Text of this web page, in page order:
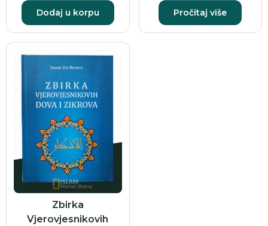
Dodaj u korpu Pročitaj više
Zbirka
Vjerovjesnikovih